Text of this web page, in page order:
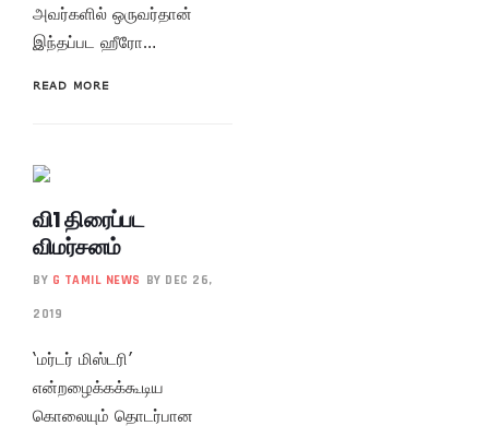
அவர்களில் ஒருவர்தான்
இந்தப்பட ஹீரோ…
READ MORE
வி1 திரைப்பட
விமர்சனம்
BY G TAMIL NEWS BY DEC 26,
2019
‘மர்டர் மிஸ்டரி’
என்றழைக்கக்கூடிய
கொலையும் தொடர்பான